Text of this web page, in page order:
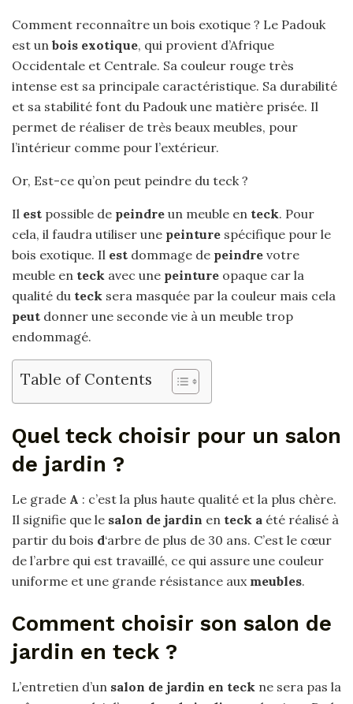
Comment reconnaître un bois exotique ? Le Padouk
est un bois exotique, qui provient d’Afrique
Occidentale et Centrale. Sa couleur rouge très
intense est sa principale caractéristique. Sa durabilité
et sa stabilité font du Padouk une matière prisée. Il
permet de réaliser de très beaux meubles, pour
l’intérieur comme pour l’extérieur.
Or, Est-ce qu’on peut peindre du teck ?
Il est possible de peindre un meuble en teck. Pour
cela, il faudra utiliser une peinture spécifique pour le
bois exotique. Il est dommage de peindre votre
meuble en teck avec une peinture opaque car la
qualité du teck sera masquée par la couleur mais cela
peut donner une seconde vie à un meuble trop
endommagé.
Table of Contents
Quel teck choisir pour un salon
de jardin ?
Le grade A : c’est la plus haute qualité et la plus chère.
Il signifie que le salon de jardin en teck a été réalisé à
partir du bois d‘arbre de plus de 30 ans. C’est le cœur
de l’arbre qui est travaillé, ce qui assure une couleur
uniforme et une grande résistance aux meubles.
Comment choisir son salon de
jardin en teck ?
L’entretien d’un salon de jardin en teck ne sera pas la